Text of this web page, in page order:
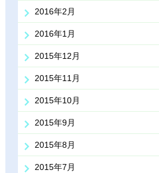
2016年2月
2016年1月
2015年12月
2015年11月
2015年10月
2015年9月
2015年8月
2015年7月